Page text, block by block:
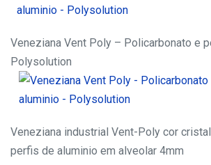
Veneziana Vent Poly – Policarbonato e
Polysolution
Veneziana industrial Vent-Poly cor
perfis de aluminio em alveolar 4mm